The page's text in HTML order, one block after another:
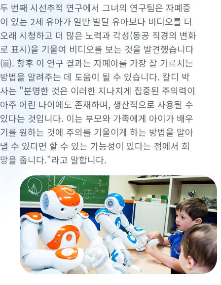
두 번째 시선추적 연구에서 그녀의 연구팀은 자폐증
이 있는 2세 유아가 일반 발달 유아보다 비디오를 더
오래 시청하고 더 많은 노력과 각성(동공 직경의 변화
로 표시)을 기울여 비디오를 보는 것을 발견했습니다
(iii). 향후 이 연구 결과는 자폐아를 가장 잘 가르치는
방법을 알려주는 데 도움이 될 수 있습니다. 칼디 박
사는 "분명한 것은 이러한 지나치게 집중된 주의력이
아주 어린 나이에도 존재하며, 생산적으로 사용될 수
있다는 것입니다. 이는 부모와 가족에게 아이가 배우
기를 원하는 것에 주의를 기울이게 하는 방법을 알아
낼 수 있다면 할 수 있는 가능성이 있다는 점에서 희
망을 줍니다."라고 말합니다.